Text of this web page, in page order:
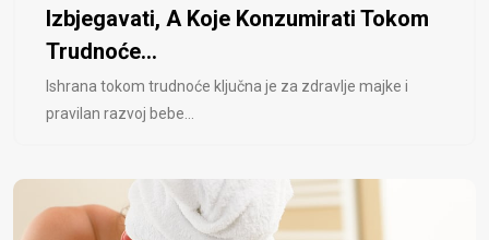
Izbjegavati, A Koje Konzumirati Tokom
Trudnoće...
Ishrana tokom trudnoće ključna je za zdravlje majke i
pravilan razvoj bebe...